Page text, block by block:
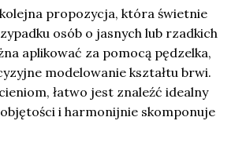
propozycja, która świetnie
osób o jasnych lub rzadkich
aplikować za pomocą pędzelka,
modelowanie kształtu brwi.
łatwo jest znaleźć idealny
i harmonijnie skomponuje